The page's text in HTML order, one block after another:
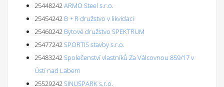
25448242ARMO Steel s.r.o.
25454242 B + R družstvo v likvidaci
25460242 Bytové družstvo SPEKTRUM
25477242SPORTIS stavby s.r.o.
25483242Společenství vlastníků Za Válcovnou 859/17 v
Ústí nad Labem
25529242SINUSPARK s.r.o.